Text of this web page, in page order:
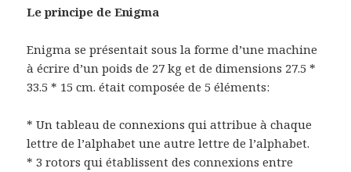
Le principe de Enigma
Enigma se présentait sous la forme d’une machine
à écrire d’un poids de 27 kg et de dimensions 27.5 *
33.5 * 15 cm. était composée de 5 éléments:
* Un tableau de connexions qui attribue à chaque
lettre de l’alphabet une autre lettre de l’alphabet.
* 3 rotors qui établissent des connexions entre